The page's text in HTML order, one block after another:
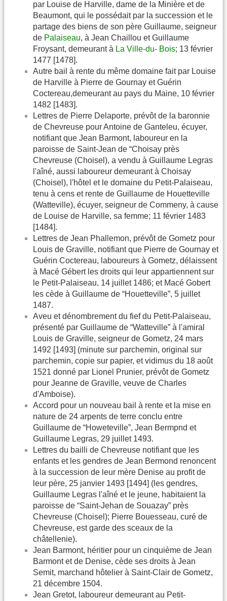
par Louise de Harville, dame de la Minière et de
Beaumont, qui le possédait par la succession et le
partage des biens de son père Guillaume, seigneur
de Palaiseau, à Jean Chaillou et Guillaume
Froysant, demeurant à La Ville-du- Bois; 13 février
1477 [1478].
Autre bail à rente du même domaine fait par Louise
de Harville à Pierre de Gournay et Guérin
Coctereau,demeurant au pays du Maine, 10 février
1482 [1483].
Lettres de Pierre Delaporte, prévôt de la baronnie
de Chevreuse pour Antoine de Ganteleu, écuyer,
notifiant que Jean Barmont, laboureur en la
paroisse de Saint-Jean de “Choisay près
Chevreuse (Choisel), a vendu à Guillaume Legras
l'aîné, aussi laboureur demeurant à Choisay
(Choisel), l'hôtel et le domaine du Petit-Palaiseau,
tenu à cens et rente de Guillaume de Houetteville
(Watteville), écuyer, seigneur de Commeny, à cause
de Louise de Harville, sa femme; 11 février 1483
[1484].
Lettres de Jean Phallemon, prévôt de Gometz pour
Louis de Graville, notifiant que Pierre de Gournay et
Guérin Coctereau, laboureurs à Gometz, délaissent
à Macé Gébert les droits qui leur appartiennent sur
le Petit-Palaiseau, 14 juillet 1486; et Macé Gobert
les cède à Guillaume de “Houetteville”, 5 juillet
1487.
Aveu et dénombrement du fief du Petit-Palaiseau,
présenté par Guillaume de “Watteville” à l'amiral
Louis de Graville, seigneur de Gometz, 24 mars
1492 [1493] (minute sur parchemin, original sur
parchemin, copie sur papier, et vidimus du 18 août
1521 donné par Lionel Prunier, prévôt de Gometz
pour Jeanne de Graville, veuve de Charles
d'Amboise).
Accord pour un nouveau bail à rente et la mise en
nature de 24 arpents de terre conclu entre
Guillaume de “Howeteville”, Jean Bermpnd et
Guillaume Legras, 29 juillet 1493.
Lettres du bailli de Chevreuse notifiant que les
enfants et les gendres de Jean Bermond renoncent
à la succession de leur mère Denise au profit de
leur père, 25 janvier 1493 [1494] (les gendres,
Guillaume Legras l'aîné et le jeune, habitaient la
paroisse de “Saint-Jehan de Souazay” près
Chevreuse (Choisel); Pierre Bouesseau, curé de
Chevreuse, est garde des sceaux de la
châtellenie).
Jean Barmont, héritier pour un cinquième de Jean
Barmont et de Denise, cède ses droits à Jean
Semit, marchand hôtelier à Saint-Clair de Gometz,
21 décembre 1504.
Jean Gretot, laboureur demeurant au Petit-